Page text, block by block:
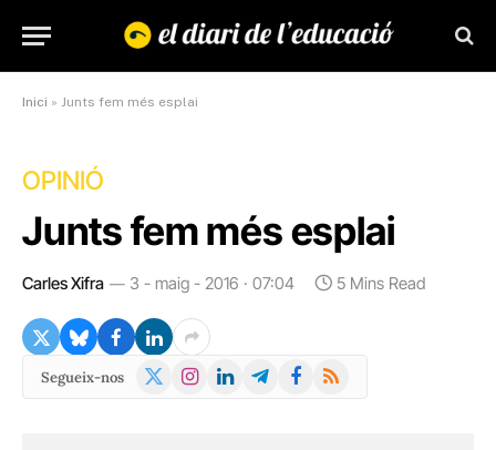
Inici » Junts fem més esplai
OPINIÓ
Junts fem més esplai
Carles Xifra 3 - maig - 2016 · 07:04 5 Mins Read
Segueix-nos
X
Instagram
LinkedInTelegramFacebook
RSS